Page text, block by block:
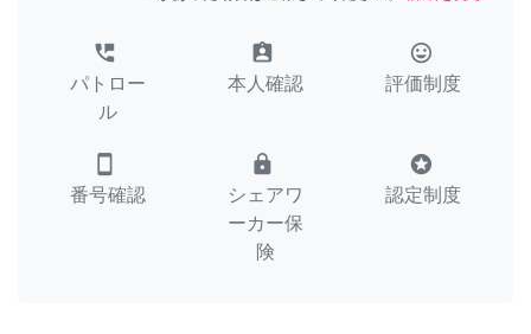
perm_phone_msg
パトロー
ル
assignment_ind
本人確認
tag_faces
評価制度
smartphone
番号確認
lock
シェアワ
ーカー保
険
stars
認定制度